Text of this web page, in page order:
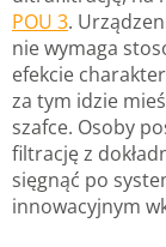
POU 3.
nie wymaga
efekcie
za tym idzie
szafce. Osoby
filtrację z
sięgnąć po
innowacyjnym